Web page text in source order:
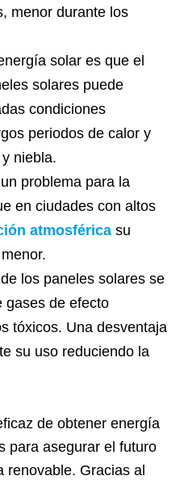
menor durante los
solar es que el
solares puede
condiciones
periodos de calor y
niebla.
problema para la
en ciudades con altos
atmosférica su
los paneles solares se
gases de efecto
tóxicos. Una desventaja
su uso reduciendo la
de obtener energía
para asegurar el futuro
renovable. Gracias al